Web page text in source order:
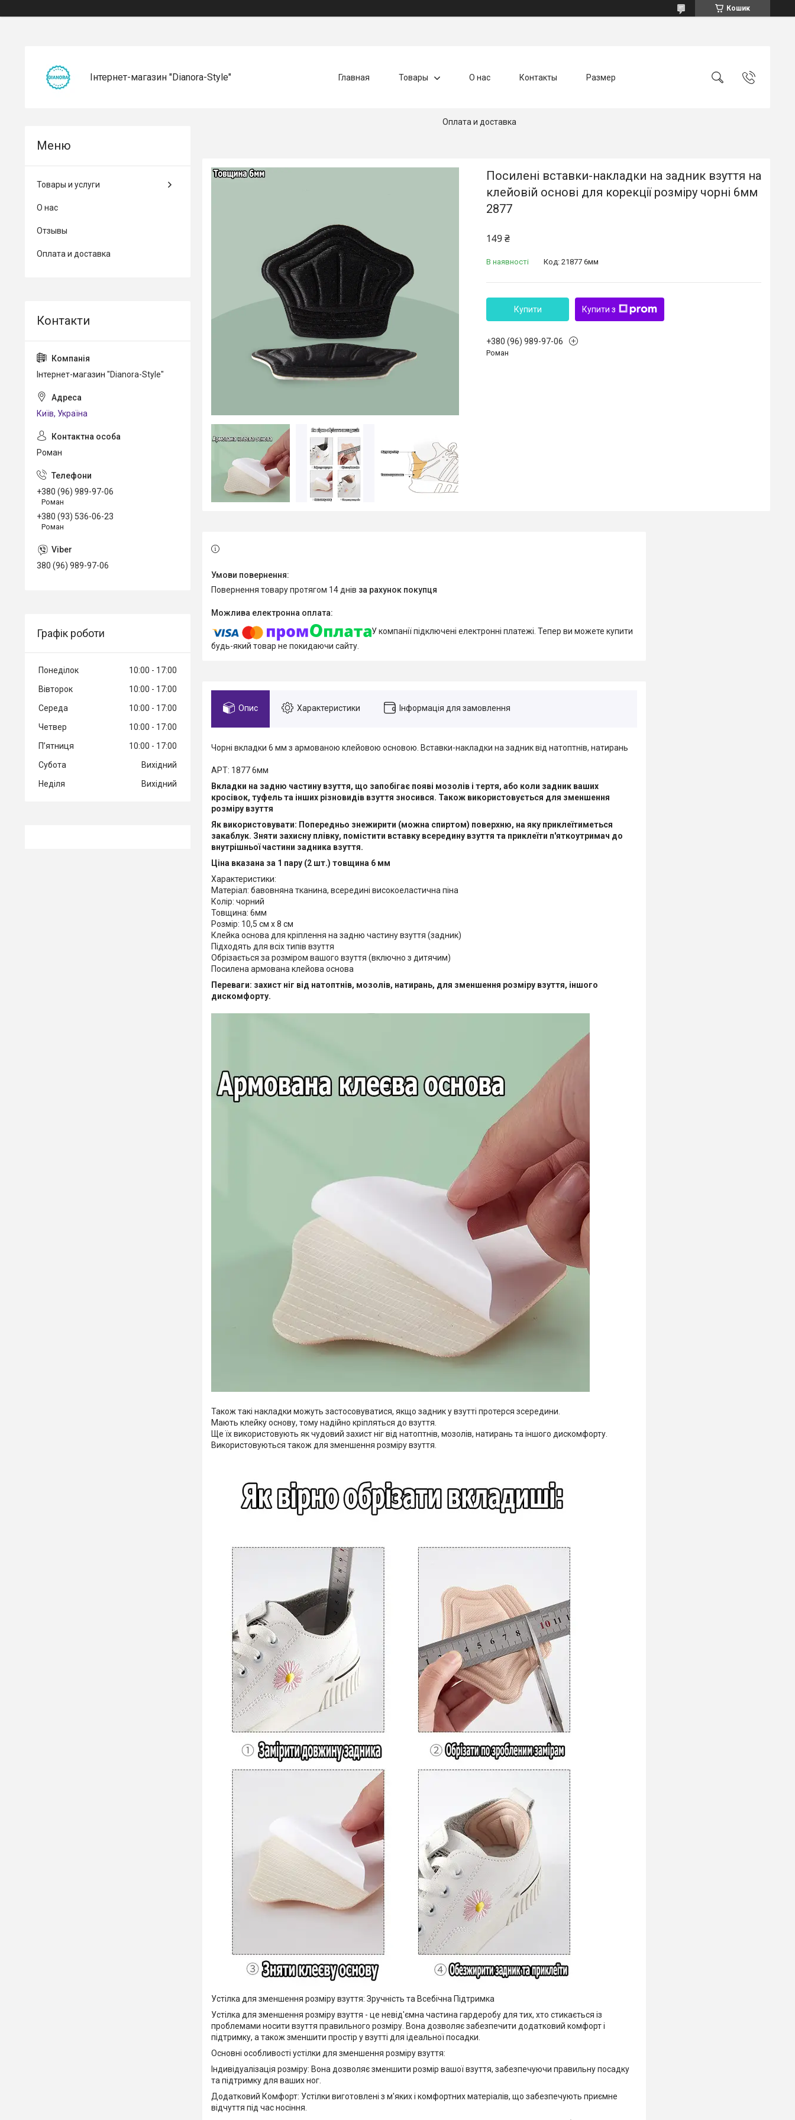
Кошик
Інтернет-магазин "Dianora-Style" Главная Товары О нас Контакты Размер
Оплата и доставка
Посилені вставки-накладки на задник взуття на
клейовій основі для корекції розміру чорні 6мм
2877
149 ₴
В наявності Код: 21877 6мм
Купити Купити з
+380 (96) 989-97-06
Роман
повернення товару протягом 14 днів за рахунок покупця
У компанії підключені електронні платежі. Тепер ви можете купити
будь-який товар не покидаючи сайту.
Опис Характеристики Інформація для замовлення
Чорні вкладки 6 мм з армованою клейовою основою. Вставки-накладки на задник від натоптнів, натирань
АРТ: 1877 6мм
Вкладки на задню частину взуття, що запобігає появі мозолів і тертя, або коли задник ваших
кросівок, туфель та інших різновидів взуття зносився. Також використовується для зменшення
розміру взуття
Як використовувати: Попередньо знежирити (можна спиртом) поверхню, на яку приклеїтиметься
закаблук. Зняти захисну плівку, помістити вставку всередину взуття та приклеїти п'яткоутримач до
внутрішньої частини задника взуття.
Ціна вказана за 1 пару (2 шт.) товщина 6 мм
Характеристики:
Матеріал: бавовняна тканина, всередині високоеластична піна
Колір: чорний
Товщина: 6мм
Розмір: 10,5 см х 8 см
Клейка основа для кріплення на задню частину взуття (задник)
Підходять для всіх типів взуття
Обрізається за розміром вашого взуття (включно з дитячим)
Посилена армована клейова основа
Переваги: захист ніг від натоптнів, мозолів, натирань, для зменшення розміру взуття, іншого
дискомфорту.
Також такі накладки можуть застосовуватися, якщо задник у взутті протерся зсередини.
Мають клейку основу, тому надійно кріпляться до взуття.
Ще їх використовують як чудовий захист ніг від натоптнів, мозолів, натирань та іншого дискомфорту.
Використовуються також для зменшення розміру взуття.
Устілка для зменшення розміру взуття: Зручність та Всебічна Підтримка
Устілка для зменшення розміру взуття - це невід'ємна частина гардеробу для тих, хто стикається із
проблемами носити взуття правильного розміру. Вона дозволяє забезпечити додатковий комфорт і
підтримку, а також зменшити простір у взутті для ідеальної посадки.
Основні особливості устілки для зменшення розміру взуття:
Індивідуалізація розміру: Вона дозволяє зменшити розмір вашої взуття, забезпечуючи правильну посадку
та підтримку для ваших ног.
Додатковий Комфорт: Устілки виготовлені з м'яких і комфортних матеріалів, що забезпечують приємне
відчуття під час носіння.
Товары и услуги
О нас
Отзывы
Оплата и доставка
Інтернет-магазин "Dianora-Style"
Київ, Україна
Роман
+380 (96) 989-97-06
Роман
+380 (93) 536-06-23
Роман
380 (96) 989-97-06
Графік роботи
Понеділок 10:00
17:00
Вівторок
10:00
17:00
Середа
10:00
17:00
Четвер
10:00
17:00
Пʼятниця
10:00
17:00
Субота
Вихідний
Неділя
Вихідний